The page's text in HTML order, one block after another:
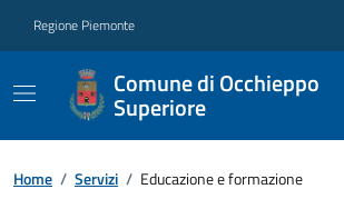
Regione Piemonte
Comune di Occhieppo
Superiore
Home / Servizi / Educazione e formazione